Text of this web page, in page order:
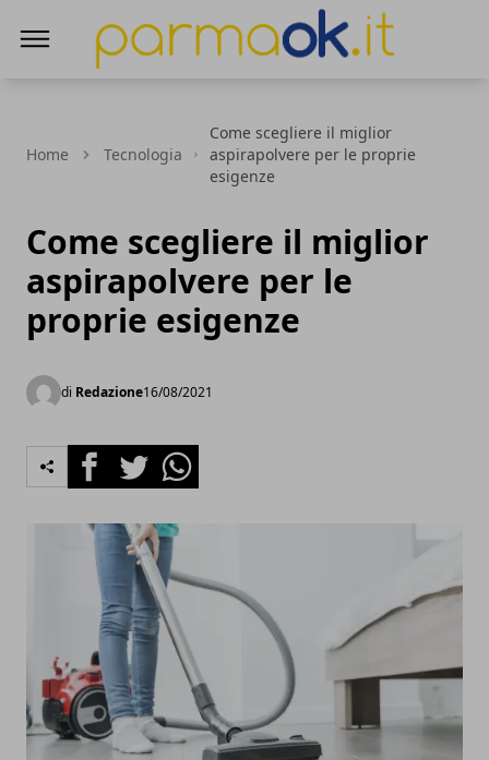
Home Tecnologia
Come scegliere il miglior
aspirapolvere per le proprie
esigenze
Come scegliere il miglior
aspirapolvere per le
proprie esigenze
di Redazione16/08/2021
FacebookTwitterWhatsapp